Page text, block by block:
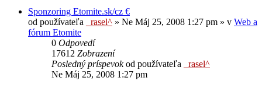
Sponzoring Etomite.sk/cz €
od používateľa
_rasel^ » Ne Máj 25, 2008 1:27 pm » v Web a
fórum Etomite
0 Odpovedí
17612 Zobrazení
Posledný príspevokod používateľa
_rasel^
Ne Máj 25, 2008 1:27 pm